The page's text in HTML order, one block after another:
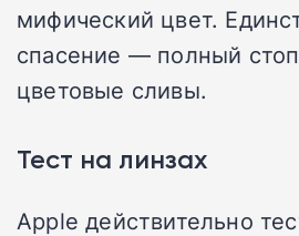
мифический цвет.
спасение — полный
цветовые сливы.
Тест на линзах
Apple действительно